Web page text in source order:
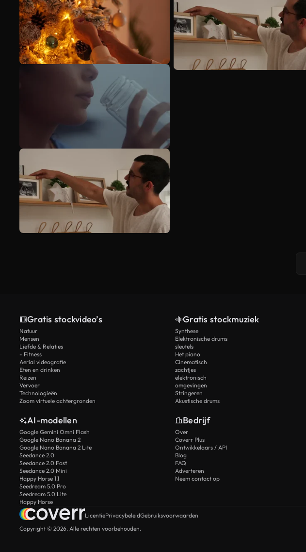
Gratis stockvideo’s
Natuur
Mensen
Liefde & Relaties
- Fitness
Aerial videografie
Eten en drinken
Reizen
Vervoer
Technologieën
Zoom virtuele achtergronden
Gratis stockmuziek
Synthese
Elektronische drums
sleutels
Het piano
Cinematisch
zachtjes
elektronisch
omgevingen
Stringeren
Akustische drums
AI-modellen
Google Gemini Omni Flash
Google Nano Banana 2
Google Nano Banana 2 Lite
Seedance 2.0
Seedance 2.0 Fast
Seedance 2.0 Mini
Happy Horse 1.1
Seedream 5.0 Pro
Seedream 5.0 Lite
Happy Horse
Bedrijf
Over
Coverr Plus
Ontwikkelaars / API
Blog
FAQ
Adverteren
Neem contact op
LicentiePrivacybeleidGebruiksvoorwaarden
Copyright © 2026. Alle rechten voorbehouden.